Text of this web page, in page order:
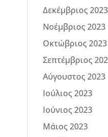
Δεκέμβριος 2023
Νοέμβριος 2023
Οκτώβριος 2023
Σεπτέμβριος
Αύγουστος 2023
Ιούλιος 2023
Ιούνιος 2023
Μάιος 2023